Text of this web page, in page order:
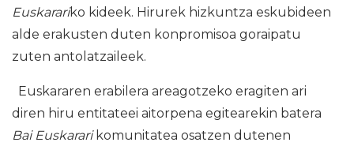
Euskarariko kideek. Hirurek hizkuntza eskubideen
alde erakusten duten konpromisoa goraipatu
zuten antolatzaileek.
Euskararen erabilera areagotzeko eragiten ari
diren hiru entitateei aitorpena egitearekin batera
Bai Euskararikomunitatea osatzen dutenen